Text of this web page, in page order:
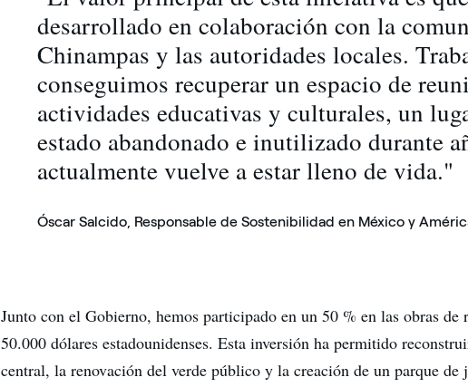
desarrollado en colaboración con la
Chinampas y las autoridades locales.
conseguimos recuperar un espacio de
actividades educativas y culturales, un
estado abandonado e inutilizado durante
actualmente vuelve a estar lleno de vida."
Óscar Salcido, Responsable de Sostenibilidad en México y
Junto con el Gobierno, hemos participado en un 50 % en las obras de
50.000 dólares estadounidenses. Esta inversión ha permitido
central, la renovación del verde público y la creación de un parque de